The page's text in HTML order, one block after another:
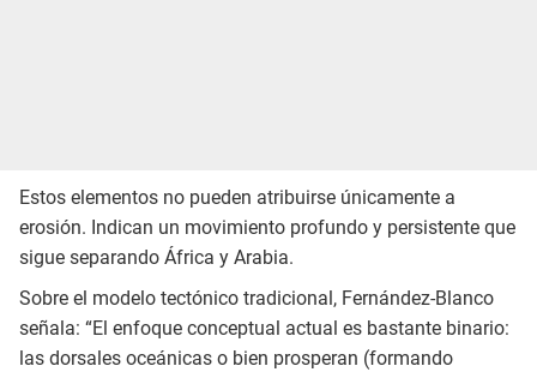
Estos elementos no pueden atribuirse únicamente a
erosión. Indican un movimiento profundo y persistente que
sigue separando África y Arabia.
Sobre el modelo tectónico tradicional, Fernández-Blanco
señala: “El enfoque conceptual actual es bastante binario:
las dorsales oceánicas o bien prosperan (formando